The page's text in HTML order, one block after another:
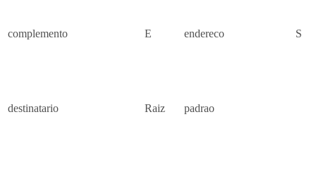
complemento E endereco S
destinatario Raiz padrao